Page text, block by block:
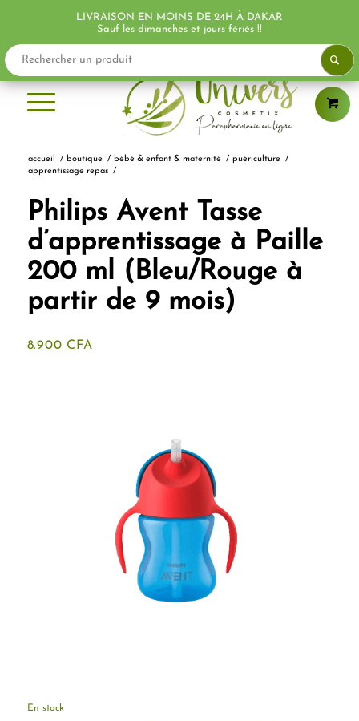
accueil / boutique / bébé & enfant & maternité / puériculture
/
apprentissage repas /
Philips Avent Tasse
d’apprentissage à Paille
200 ml (Bleu/Rouge à
partir de 9 mois)
8.900 CFA
En stock
LIVRAISON EN MOINS DE 24H À DAKAR
Sauf les dimanches et jours fériés !!